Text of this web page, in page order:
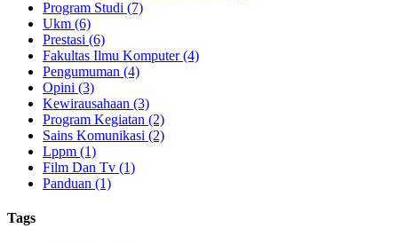
Program Studi (7)
Ukm (6)
Prestasi (6)
Fakultas Ilmu Komputer (4)
Pengumuman (4)
Opini (3)
Kewirausahaan (3)
Program Kegiatan (2)
Sains Komunikasi (2)
Lppm (1)
Film Dan Tv (1)
Panduan (1)
Tags